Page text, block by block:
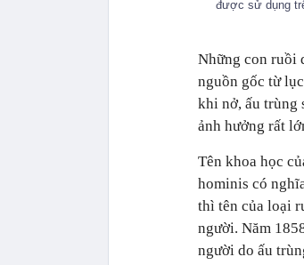
được sử dụng
Những con ruồi
nguồn gốc từ
khi nở, ấu trùng
ảnh hưởng rất
Tên khoa học
hominis có
thì tên của loại
người. Năm
người do ấu